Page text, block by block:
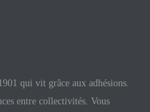
qui vit grâce aux adhésions.
entre collectivités. Vous